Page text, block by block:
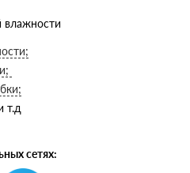
влажности
т.д
сетях: